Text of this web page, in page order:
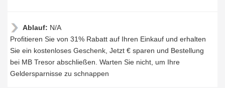
Ablauf: N/A
Profitieren Sie von 31% Rabatt auf Ihren Einkauf und erhalten
Sie ein kostenloses Geschenk, Jetzt € sparen und Bestellung
bei MB Tresor abschließen. Warten Sie nicht, um Ihre
Geldersparnisse zu schnappen